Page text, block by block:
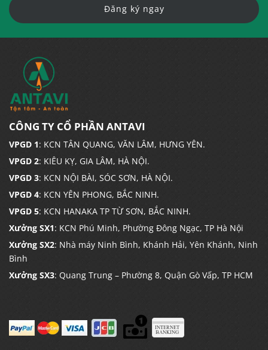
Đăng ký ngay
CÔNG TY CỔ PHẦN ANTAVI
VPGD 1: KCN TÂN QUANG, VĂN LÂM, HƯNG YÊN.
VPGD 2: KIÊU KỴ, GIA LÂM, HÀ NỘI.
VPGD 3: KCN NỘI BÀI, SÓC SƠN, HÀ NỘI.
VPGD 4: KCN YÊN PHONG, BẮC NINH.
VPGD 5: KCN HANAKA TP TỪ SƠN, BẮC NINH.
Xưởng SX1: KCN Phú Minh, Phường Đông Ngạc, TP Hà Nội
Xưởng SX2: Nhà máy Ninh Bình, Khánh Hải, Yên Khánh, Ninh
Bình
Xưởng SX3: Quang Trung – Phường 8, Quận Gò Vấp, TP HCM